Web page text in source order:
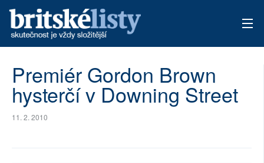
ARCHIV
TÉMATA
Premiér Gordon Brown
hysterčí v Downing Street
11. 2. 2010